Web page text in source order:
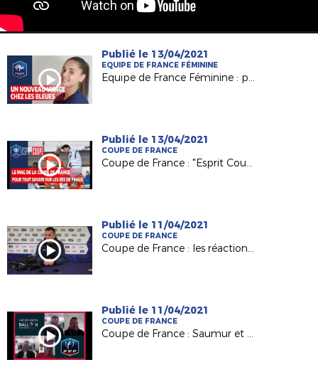
Publié le 13/04/2021
EQUIPE DE FRANCE FÉMININE
Equipe de France Féminine : premiers pas en bleu pour la mayennaise Océane Deslandes
Publié le 13/04/2021
COUPE DE FRANCE
Coupe de France : "Esprit Coupe", zoom sur les 8es de finale !
Publié le 11/04/2021
COUPE DE FRANCE
Coupe de France : les réactions après Saumur-Toulouse !
Publié le 11/04/2021
COUPE DE FRANCE
Coupe de France : Saumur et Châteaubriant, le jour d'après